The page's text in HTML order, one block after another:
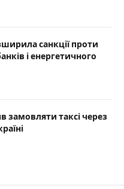
санкції проти
і енергетичного
замовляти таксі через